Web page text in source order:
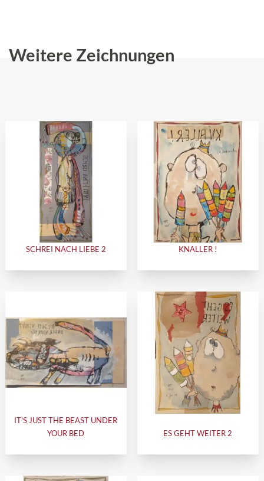
Weitere Zeichnungen
SCHREI NACH LIEBE 2 KNALLER !
IT'S JUST THE BEAST UNDER
YOUR BED
ES GEHT WEITER 2